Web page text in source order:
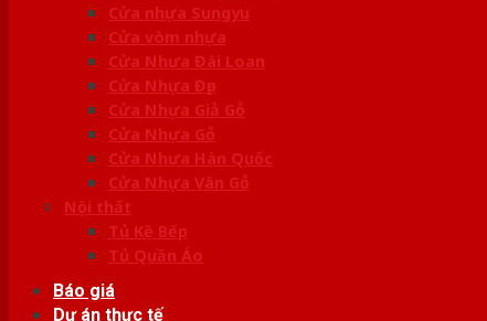
Cửa nhựa Sungyu
Cửa vòm nhựa
Cửa Nhựa Đài Loan
Cửa Nhựa Đẹp
Cửa Nhựa Giả Gỗ
Cửa Nhựa Gỗ
Cửa Nhựa Hàn Quốc
Cửa Nhựa Vân Gỗ
Nội thất
Tủ Kệ Bếp
Tủ Quần Áo
Báo giá
Dự án thực tế